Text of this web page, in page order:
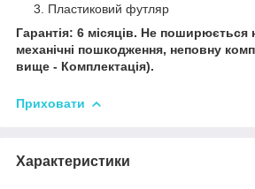
Пластиковий футляр
Гарантія: 6 місяців. Не
механічні пошкодження, неповну
вище - Комплектація).
Приховати
Характеристики